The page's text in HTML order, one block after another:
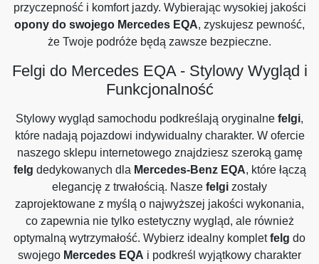
przyczepność i komfort jazdy. Wybierając wysokiej jakości
opony do swojego Mercedes EQA, zyskujesz pewność,
że Twoje podróże będą zawsze bezpieczne.
Felgi do Mercedes EQA - Stylowy Wygląd i
Funkcjonalność
Stylowy wygląd samochodu podkreślają oryginalne felgi,
które nadają pojazdowi indywidualny charakter. W ofercie
naszego sklepu internetowego znajdziesz szeroką gamę
felg dedykowanych dla Mercedes-Benz EQA, które łączą
elegancję z trwałością. Nasze felgi zostały
zaprojektowane z myślą o najwyższej jakości wykonania,
co zapewnia nie tylko estetyczny wygląd, ale również
optymalną wytrzymałość. Wybierz idealny kompletfelg do
swojego Mercedes EQA i podkreśl wyjątkowy charakter